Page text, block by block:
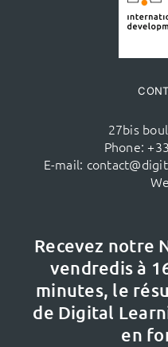
27bis
Phone:
E-mail:
Recevez notre
vendredis à
minutes, le
de Digital
en